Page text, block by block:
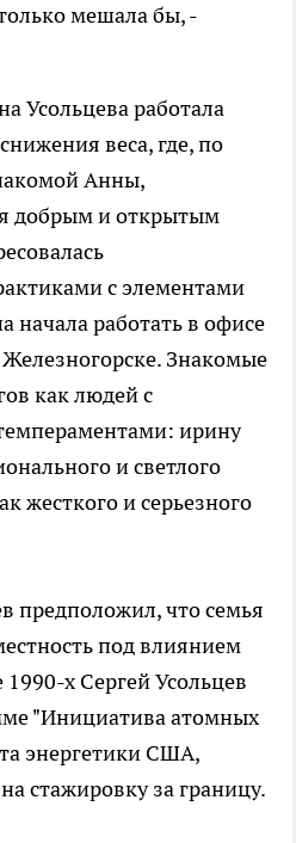
мешала бы, -
Усольцева работала
веса, где, по
Анны,
добрым и открытым
с элементами
работать в офисе
Знакомые
как людей с
ирину
и светлого
жесткого и серьезного
предположил, что семья
под влиянием
х Сергей Усольцев
"Инициатива атомных
энергетики США,
стажировку за границу.